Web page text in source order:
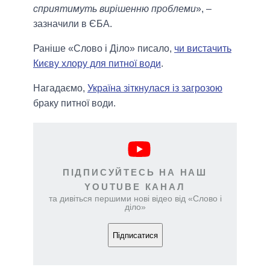
сприятимуть вирішенню проблеми», –
зазначили в ЄБА.
Раніше «Слово і Діло» писало, чи вистачить
Києву хлору для питної води.
Нагадаємо, Україна зіткнулася із загрозою
браку питної води.
ПІДПИСУЙТЕСЬ НА НАШ
YOUTUBE КАНАЛ
та дивіться першими нові відео від «Слово і
діло»
Підписатися